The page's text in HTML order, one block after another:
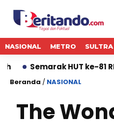
NASIONAL METRO SULTRA
HUT ke-81 RI, BRI BO
Beranda / NASIONAL
The